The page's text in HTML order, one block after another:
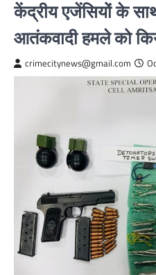
केंद्रीय एजेंसियों के
आतंकवादी हमले को
crimecitynews@gmail.com